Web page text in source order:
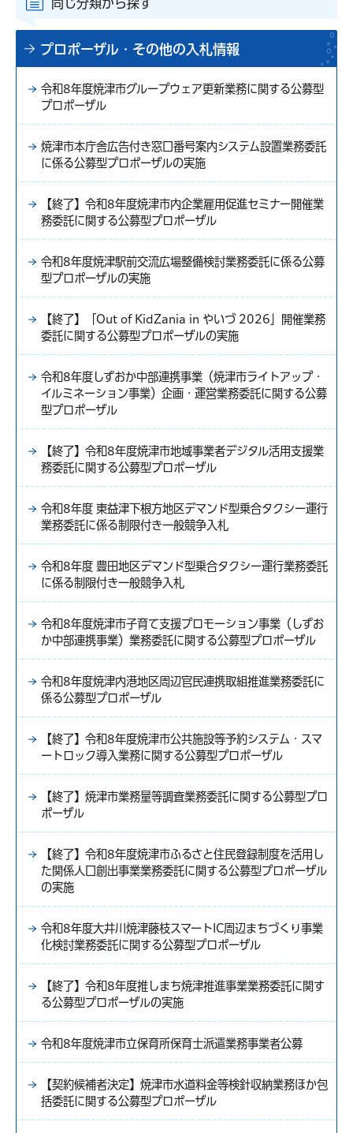
同じ分類から探す
プロポーザル・その他の入札情報
令和8年度焼津市グループウェア更新業務に関する公募型
プロポーザル
焼津市本庁舎広告付き窓口番号案内システム設置業務委託
に係る公募型プロポーザルの実施
【終了】令和8年度焼津市内企業雇用促進セミナー開催業
務委託に関する公募型プロポーザル
令和8年度焼津駅前交流広場整備検討業務委託に係る公募
型プロポーザルの実施
【終了】「Out of KidZania in やいづ 2026」開催業務
委託に関する公募型プロポーザルの実施
令和8年度しずおか中部連携事業（焼津市ライトアップ・
イルミネーション事業）企画・運営業務委託に関する公募
型プロポーザル
【終了】令和8年度焼津市地域事業者デジタル活用支援業
務委託に関する公募型プロポーザル
令和8年度 東益津下根方地区デマンド型乗合タクシー運行
業務委託に係る制限付き一般競争入札
令和8年度 豊田地区デマンド型乗合タクシー運行業務委託
に係る制限付き一般競争入札
令和8年度焼津市子育て支援プロモーション事業（しずお
か中部連携事業）業務委託に関する公募型プロポーザル
令和8年度焼津内港地区周辺官民連携取組推進業務委託に
係る公募型プロポーザル
【終了】令和8年度焼津市公共施設等予約システム・スマ
ートロック導入業務に関する公募型プロポーザル
【終了】焼津市業務量等調査業務委託に関する公募型プロ
ポーザル
【終了】令和8年度焼津市ふるさと住民登録制度を活用し
た関係人口創出事業業務委託に関する公募型プロポーザル
の実施
令和8年度大井川焼津藤枝スマートIC周辺まちづくり事業
化検討業務委託に関する公募型プロポーザル
【終了】令和8年度推しまち焼津推進事業業務委託に関す
る公募型プロポーザルの実施
令和8年度焼津市立保育所保育士派遣業務事業者公募
【契約候補者決定】焼津市水道料金等検針収納業務ほか包
括委託に関する公募型プロポーザル